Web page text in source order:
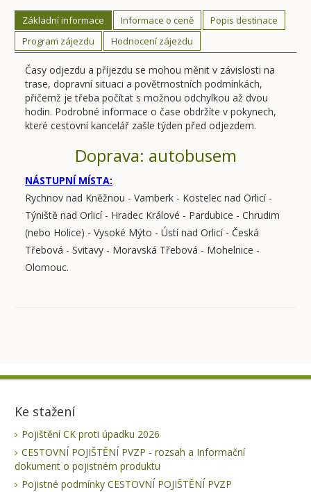
Základní informace Informace o ceně
Popis destinace
Program zájezdu
Hodnocení zájezdu
Časy odjezdu a příjezdu se mohou měnit v závislosti na
trase, dopravní situaci a povětrnostních podmínkách,
přičemž je třeba počítat s možnou odchylkou až dvou
hodin. Podrobné informace o čase obdržíte v pokynech,
které cestovní kancelář zašle týden před odjezdem.
Doprava: autobusem
NÁSTUPNÍ MÍSTA:
Rychnov nad Kněžnou - Vamberk - Kostelec nad Orlicí -
Týniště nad Orlicí - Hradec Králové - Pardubice - Chrudim
(nebo Holice) - Vysoké Mýto - Ústí nad Orlicí - Česká
Třebová - Svitavy - Moravská Třebová - Mohelnice -
Olomouc.
Ke stažení
Pojištění CK proti úpadku 2026
CESTOVNÍ POJIŠTĚNÍ PVZP - rozsah a Informační
dokument o pojistném produktu
Pojistné podmínky CESTOVNÍ POJIŠTĚNÍ PVZP